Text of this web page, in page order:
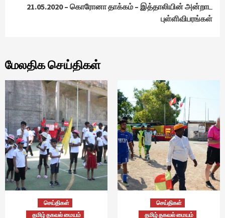
21.05.2020 – கொரோனா தாக்கம் – இத்தாலியின் அன்றாட
புள்ளிவிபரங்கள்
மேலதிக செய்திகள்
செய்திகள்
தமிழ் தகவல் மையம்
செய்திகள்
தமிழ் தகவல் மையம்